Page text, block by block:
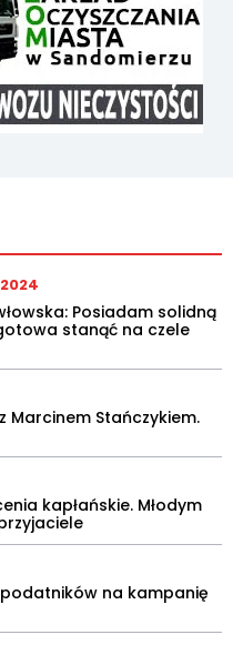
Posiadam solidną
stanąć na czele
z Marcinem Stańczykiem.
kapłańskie. Młodym
podatników na kampanię